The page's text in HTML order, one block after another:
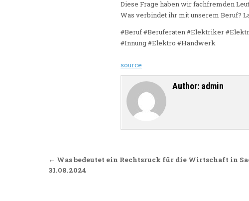
Diese Frage haben wir fachfremden
Was verbindet ihr mit unserem Beruf?
#Beruf #Beruferaten #Elektriker
#Innung #Elektro #Handwerk
source
Author: admin
Beitragsnavigation
← Was bedeutet ein Rechtsruck für die Wirtschaft in
31.08.2024